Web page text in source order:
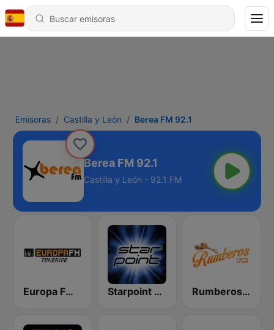
Emisoras Castilla y León Berea FM 92.1
Berea FM 92.1
Castilla y León - 92.1 FM
Europa FM Tenerife 104.7 FM Starpoint Radio Rumberos FM